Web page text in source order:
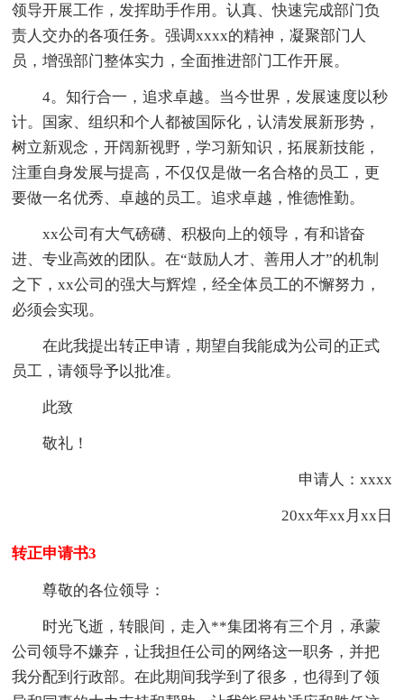
领导开展工作，发挥助手作用。认真、快速完成部门负
责人交办的各项任务。强调xxxx的精神，凝聚部门人
员，增强部门整体实力，全面推进部门工作开展。
4。知行合一，追求卓越。当今世界，发展速度以秒
计。国家、组织和个人都被国际化，认清发展新形势，
树立新观念，开阔新视野，学习新知识，拓展新技能，
注重自身发展与提高，不仅仅是做一名合格的员工，更
要做一名优秀、卓越的员工。追求卓越，惟德惟勤。
xx公司有大气磅礴、积极向上的领导，有和谐奋
进、专业高效的团队。在“鼓励人才、善用人才”的机制
之下，xx公司的强大与辉煌，经全体员工的不懈努力，
必须会实现。
在此我提出转正申请，期望自我能成为公司的正式
员工，请领导予以批准。
此致
敬礼！
申请人：xxxx
20xx年xx月xx日
转正申请书3
尊敬的各位领导：
时光飞逝，转眼间，走入**集团将有三个月，承蒙
公司领导不嫌弃，让我担任公司的网络这一职务，并把
我分配到行政部。在此期间我学到了很多，也得到了领